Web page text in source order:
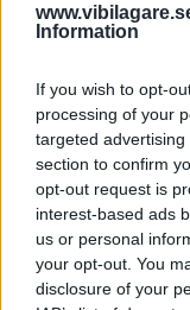
Information
If you wish to opt-
processing of your
targeted
section to confirm
opt-out request is
interest-based ads
us or personal
your opt-out. You
disclosure of your
Optima
PROVKÖRNING 17
sig in på svenska
Wahlström åkte till
12 kommentarer